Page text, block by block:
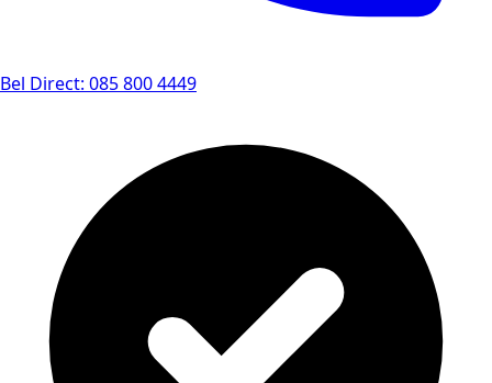
Bel Direct: 085 800 4449